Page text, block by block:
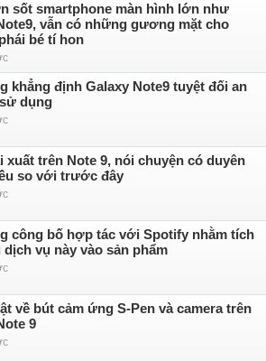
sốt smartphone màn hình lớn như
vẫn có những gương mặt cho
bé tí hon
khẳng định Galaxy Note9 tuyệt đối an
dụng
xuất trên Note 9, nói chuyện có duyên
so với trước đây
công bố hợp tác với Spotify nhằm tích
dịch vụ này vào sản phẩm
về bút cảm ứng S-Pen và camera trên
9